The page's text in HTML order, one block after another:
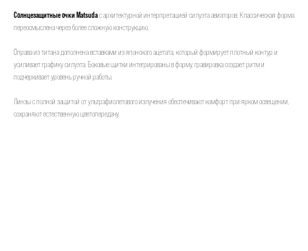
Солнцезащитные очки Matsudaс архитектурной интерпретацией силуэта авиаторов. Классическая форма
переосмыслена через более сложную конструкцию.
Оправа из титана дополнена вставками из японского ацетата, который формирует плотный контур и
усиливает графику силуэта. Боковые щитки интегрированы в форму, гравировка создает ритм и
подчеркивает уровень ручной работы.
Линзы с полной защитой от ультрафиолетового излучения обеспечивают комфорт при ярком освещении,
сохраняют естественную цветопередачу.